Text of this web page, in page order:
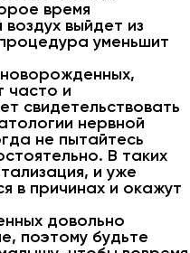
время
выйдет из
уменьшит
часто и
свидетельствовать
нервной
не пытайтесь
В таких
и уже
в причинах и окажут
довольно
поэтому будьте